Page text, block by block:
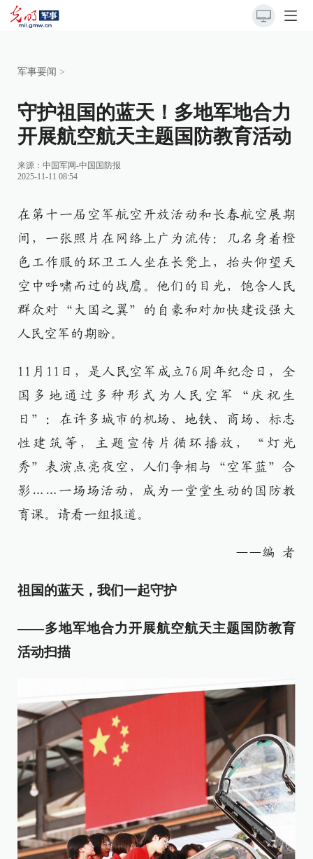
军事要闻 >
守护祖国的蓝天！多地军地合力
开展航空航天主题国防教育活动
来源： 中国军网-中国国防报
2025-11-11 08:54
在第十一届空军航空开放活动和长春航空展期
间，一张照片在网络上广为流传：几名身着橙
色工作服的环卫工人坐在长凳上，抬头仰望天
空中呼啸而过的战鹰。他们的目光，饱含人民
群众对“大国之翼”的自豪和对加快建设强大
人民空军的期盼。
11月11日，是人民空军成立76周年纪念日，全
国多地通过多种形式为人民空军“庆祝生
日”：在许多城市的机场、地铁、商场、标志
性建筑等，主题宣传片循环播放，“灯光
秀”表演点亮夜空，人们争相与“空军蓝”合
影……一场场活动，成为一堂堂生动的国防教
育课。请看一组报道。
——编 者
祖国的蓝天，我们一起守护
——多地军地合力开展航空航天主题国防教育
活动扫描